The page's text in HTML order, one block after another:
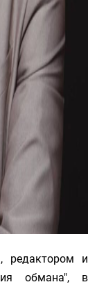
редактором и
обмана", в